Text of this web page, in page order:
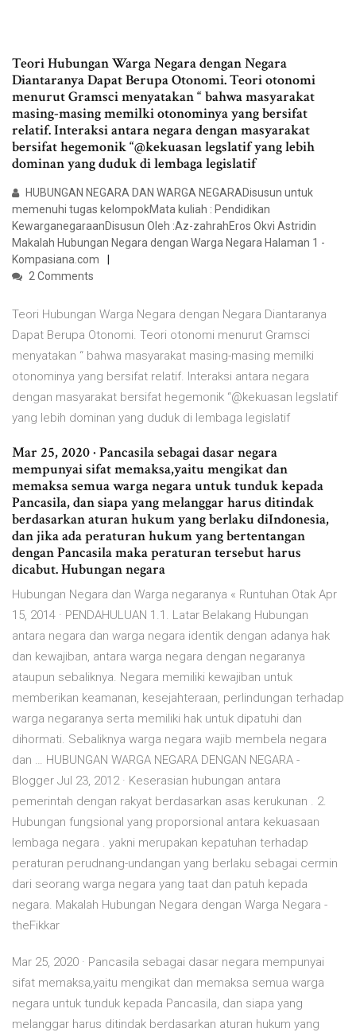
Teori Hubungan Warga Negara dengan Negara
Diantaranya Dapat Berupa Otonomi. Teori otonomi
menurut Gramsci menyatakan “ bahwa masyarakat
masing-masing memilki otonominya yang bersifat
relatif. Interaksi antara negara dengan masyarakat
bersifat hegemonik “@kekuasan legslatif yang lebih
dominan yang duduk di lembaga legislatif
HUBUNGAN NEGARA DAN WARGA NEGARADisusun untuk
memenuhi tugas kelompokMata kuliah : Pendidikan
KewarganegaraanDisusun Oleh :Az-zahrahEros Okvi Astridin
Makalah Hubungan Negara dengan Warga Negara Halaman 1 -
Kompasiana.com
2 Comments
Teori Hubungan Warga Negara dengan Negara Diantaranya
Dapat Berupa Otonomi. Teori otonomi menurut Gramsci
menyatakan “ bahwa masyarakat masing-masing memilki
otonominya yang bersifat relatif. Interaksi antara negara
dengan masyarakat bersifat hegemonik “@kekuasan legslatif
yang lebih dominan yang duduk di lembaga legislatif
Mar 25, 2020 · Pancasila sebagai dasar negara
mempunyai sifat memaksa,yaitu mengikat dan
memaksa semua warga negara untuk tunduk kepada
Pancasila, dan siapa yang melanggar harus ditindak
berdasarkan aturan hukum yang berlaku diIndonesia,
dan jika ada peraturan hukum yang bertentangan
dengan Pancasila maka peraturan tersebut harus
dicabut. Hubungan negara
Hubungan Negara dan Warga negaranya « Runtuhan Otak Apr
15, 2014 · PENDAHULUAN 1.1. Latar Belakang Hubungan
antara negara dan warga negara identik dengan adanya hak
dan kewajiban, antara warga negara dengan negaranya
ataupun sebaliknya. Negara memiliki kewajiban untuk
memberikan keamanan, kesejahteraan, perlindungan terhadap
warga negaranya serta memiliki hak untuk dipatuhi dan
dihormati. Sebaliknya warga negara wajib membela negara
dan … HUBUNGAN WARGA NEGARA DENGAN NEGARA -
Blogger Jul 23, 2012 · Keserasian hubungan antara
pemerintah dengan rakyat berdasarkan asas kerukunan . 2.
Hubungan fungsional yang proporsional antara kekuasaan
lembaga negara . yakni merupakan kepatuhan terhadap
peraturan perudnang-undangan yang berlaku sebagai cermin
dari seorang warga negara yang taat dan patuh kepada
negara. Makalah Hubungan Negara dengan Warga Negara -
theFikkar
Mar 25, 2020 · Pancasila sebagai dasar negara mempunyai
sifat memaksa,yaitu mengikat dan memaksa semua warga
negara untuk tunduk kepada Pancasila, dan siapa yang
melanggar harus ditindak berdasarkan aturan hukum yang